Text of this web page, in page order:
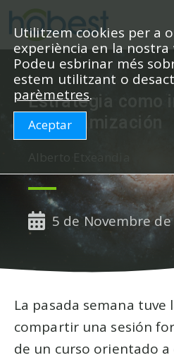
Vés
al
contingut
Estrategia como
de dinamización
5 de Novembre de
La pasada semana
compartir una sesión
de un curso orientado
Utilitzem cookies per a
experiència en la nostra
Podeu esbrinar més
estem utilitzant o
parèmetres.
Aceptar